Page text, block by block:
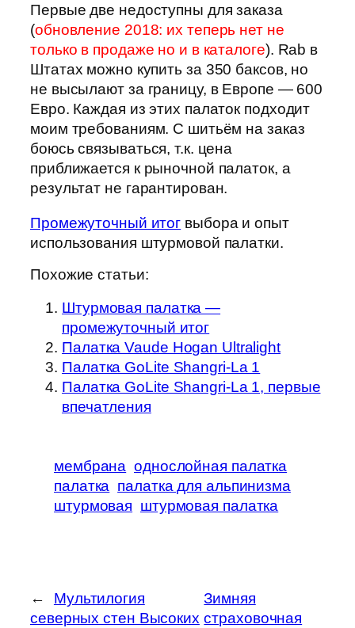
Первые две недоступны для заказа
(обновление 2018: их теперь нет не
только в продаже но и в каталоге). Rab в
Штатах можно купить за 350 баксов, но
не высылают за границу, в Европе — 600
Евро. Каждая из этих палаток подходит
моим требованиям. С шитьём на заказ
боюсь связываться, т.к. цена
приближается к рыночной палаток, а
результат не гарантирован.
Промежуточный итог выбора и опыт
использования штурмовой палатки.
Похожие статьи:
Штурмовая палатка —
промежуточный итог
Палатка Vaude Hogan Ultralight
Палатка GoLite Shangri-La 1
Палатка GoLite Shangri-La 1, первые
впечатления
мембрана однослойная палатка
палатка палатка для альпинизма
штурмовая штурмовая палатка
←
Мультилогия
северных стен Высоких
Зимняя
страховочная